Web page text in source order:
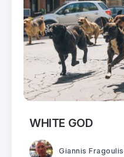
WHITE GOD
Giannis Fragoulis